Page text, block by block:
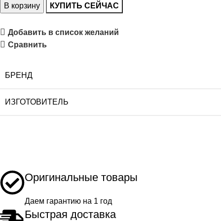
В корзину КУПИТЬ СЕЙЧАС
Добавить в список желаний
Сравнить
БРЕНД
ИЗГОТОВИТЕЛЬ
Оригинальные товары
Даем гарантию на 1 год
Быстрая доставка